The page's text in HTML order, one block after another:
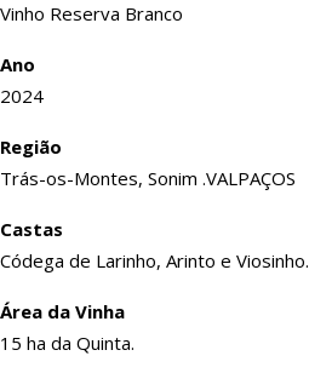
Vinho Reserva Branco
Ano
2024
Região
Trás-os-Montes, Sonim .VALPAÇOS
Castas
Códega de Larinho, Arinto e Viosinho.
Área da Vinha
15 ha da Quinta.